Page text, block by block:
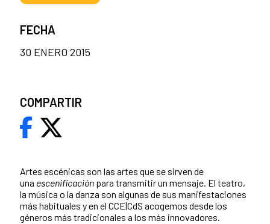
Artes escénicas son las artes que se sirven de
una escenificación para transmitir un mensaje. El teatro,
la música o la danza son algunas de sus manifestaciones
más habituales y en el CCE|CdS acogemos desde los
géneros más tradicionales a los más innovadores.
FECHA
30 ENERO 2015
COMPARTIR